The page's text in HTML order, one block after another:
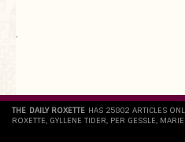
`
THE DAILY ROXETTE HAS 25802 ARTICLES
ROXETTE, GYLLENE TIDER, PER GESSLE,